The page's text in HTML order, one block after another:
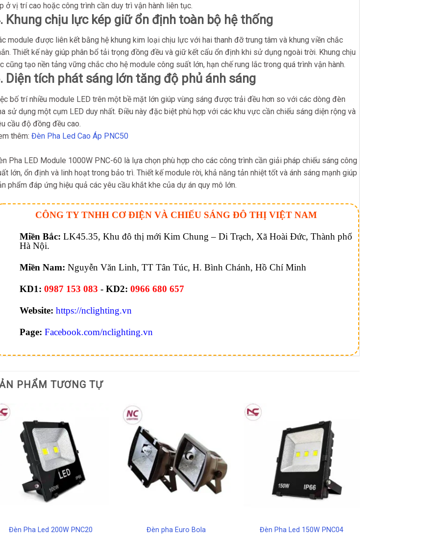
ở vị trí cao hoặc công trình cần duy trì vận hành liên tục.
Khung chịu lực kép giữ ổn định toàn bộ hệ thống
module được liên kết bằng hệ khung kim loại chịu lực với hai thanh đỡ trung tâm và khung viền chắc
Thiết kế này giúp phân bổ tải trọng đồng đều và giữ kết cấu ổn định khi sử dụng ngoài trời. Khung chịu
cũng tạo nền tảng vững chắc cho hệ module công suất lớn, hạn chế rung lắc trong quá trình vận hành.
Diện tích phát sáng lớn tăng độ phủ ánh sáng
bố trí nhiều module LED trên một bề mặt lớn giúp vùng sáng được trải đều hơn so với các dòng đèn
sử dụng một cụm LED duy nhất. Điều này đặc biệt phù hợp với các khu vực cần chiếu sáng diện rộng và
cầu độ đồng đều cao.
thêm: Đèn Pha Led Cao Áp PNC50
Pha LED Module 1000W PNC-60 là lựa chọn phù hợp cho các công trình cần giải pháp chiếu sáng công
lớn, ổn định và linh hoạt trong bảo trì. Thiết kế module rời, khả năng tản nhiệt tốt và ánh sáng mạnh giúp
phẩm đáp ứng hiệu quả các yêu cầu khắt khe của dự án quy mô lớn.
CÔNG TY TNHH CƠ ĐIỆN VÀ CHIẾU SÁNG ĐÔ THỊ VIỆT NAM
Miền Bắc: LK45.35, Khu đô thị mới Kim Chung – Di Trạch, Xã Hoài Đức, Thành phố
Hà Nội.
Miền Nam: Nguyễn Văn Linh, TT Tân Túc, H. Bình Chánh, Hồ Chí Minh
KD1: 0987 153 083 - KD2: 0966 680 657
Website: https://nclighting.vn
Page: Facebook.com/nclighting.vn
PHẨM TƯƠNG TỰ
Đèn Pha Led 200W PNC20 Đèn pha Euro Bola Đèn Pha Led 150W PNC04